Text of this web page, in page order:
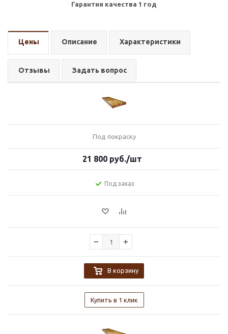
Гарантия качества 1 год
Цены Описание Характеристики
Отзывы Задать вопрос
Под покраску
21 800 руб./шт
Под заказ
В корзину
Купить в 1 клик